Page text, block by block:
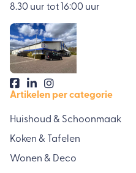
8.30 uur tot 16:00 uur
Artikelen per categorie
Huishoud & Schoonmaak
Koken & Tafelen
Wonen & Deco